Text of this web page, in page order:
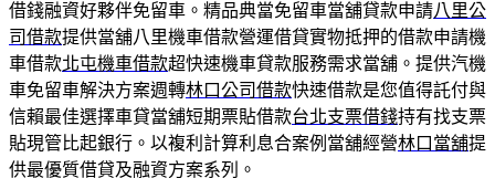
借錢融資好夥伴免留車。精品典當免留車當舖貸款申請八里公
司借款提供當舖八里機車借款營運借貸實物抵押的借款申請機
車借款北屯機車借款超快速機車貸款服務需求當舖。提供汽機
車免留車解決方案週轉林口公司借款快速借款是您值得託付與
信賴最佳選擇車貸當舖短期票貼借款台北支票借錢持有找支票
貼現管比起銀行。以複利計算利息合案例當舖經營林口當舖提
供最優質借貸及融資方案系列。